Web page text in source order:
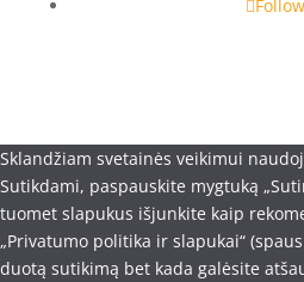
Follow
Sklandžiam svetainės veikimui
Sutikdami, paspauskite mygtuką
tuomet slapukus išjunkite kaip
„Privatumo politika ir slapukai“
duotą sutikimą bet kada galėsite